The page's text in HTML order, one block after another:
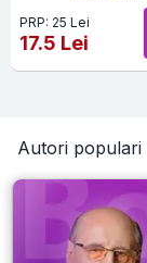
PRP: 25 Lei
17.5 Lei
Autori populari